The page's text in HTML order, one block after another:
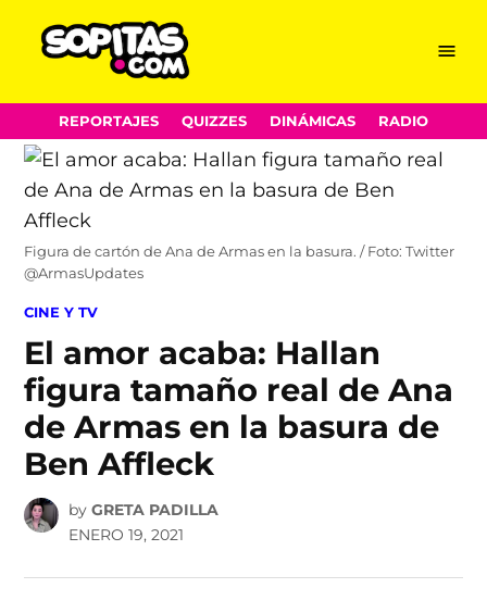
Skip
to
content
Menu
REPORTAJES QUIZZES DINÁMICAS RADIO
Figura de cartón de Ana de Armas en la basura. / Foto: Twitter
@ArmasUpdates
POSTED
CINE Y TV
El amor acaba: Hallan
figura tamaño real de Ana
de Armas en la basura de
Ben Affleck
by GRETA PADILLA
ENERO 19, 2021